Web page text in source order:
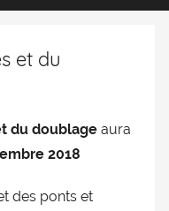
et du
du doublage aura
2018
des ponts et